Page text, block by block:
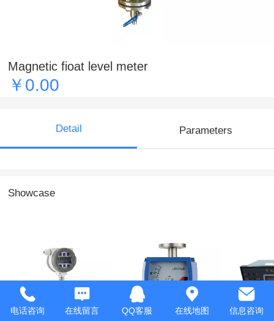
Magnetic fioat level meter
￥0.00
Detail Parameters
Showcase
Liquid turbine
Metal tube
Batch
电话咨询 在线留言 QQ客服 在线地图 信息咨询